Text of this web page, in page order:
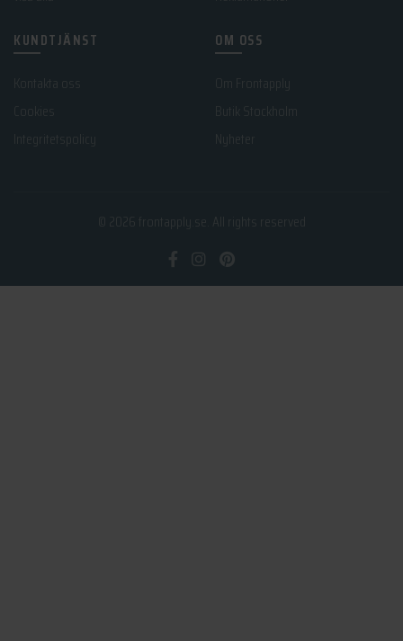
KUNDTJÄNST
Kontakta oss
Integritetspolicy
OM OSS
Om Frontapply
Butik Stockholm
Nyheter
frontapply.se . All rights reserved